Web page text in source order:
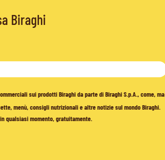
Biraghi
sui prodotti Biraghi da parte di Biraghi S.p.A., come, ma
menù, consigli nutrizionali e altre notizie sul mondo Biraghi.
qualsiasi momento, gratuitamente.